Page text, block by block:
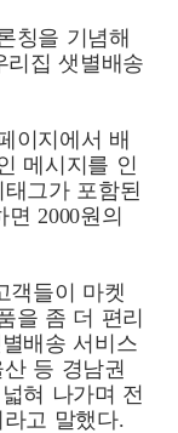
칭을 기념해
리집 샛별배송
이지에서 배
메시지를 인
그가 포함된
2000원의
객들이 마켓
을 좀 더 편리
배송 서비스
등 경남권
혀 나가며 전
고 말했다.